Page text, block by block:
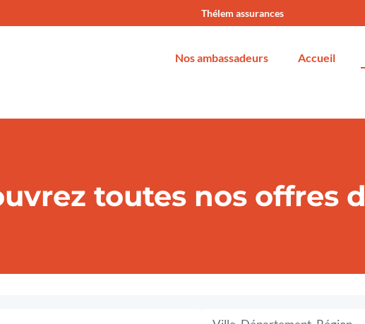
Thélem assurances
Nos ambassadeurs Accueil
toutes nos offres